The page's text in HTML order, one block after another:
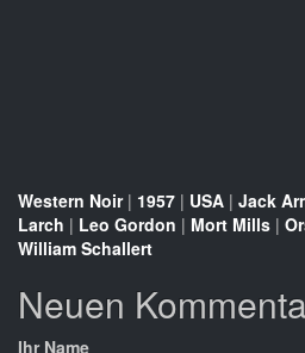
Western Noir| 1957 | USA | Jack
Larch | Leo Gordon | Mort Mills |
William Schallert
Neuen
Ihr Name